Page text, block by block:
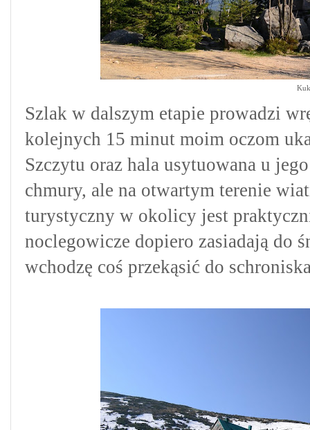
Szlak w dalszym etapie prowadzi
kolejnych 15 minut moim oczom
Szczytu oraz hala usytuowana u
chmury, ale na otwartym terenie
turystyczny w okolicy jest
noclegowicze dopiero zasiadają do
wchodzę coś przekąsić do